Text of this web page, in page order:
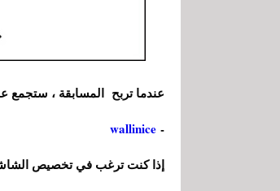
عندما تربح المسابقة ، ستجمع
-
wallinice